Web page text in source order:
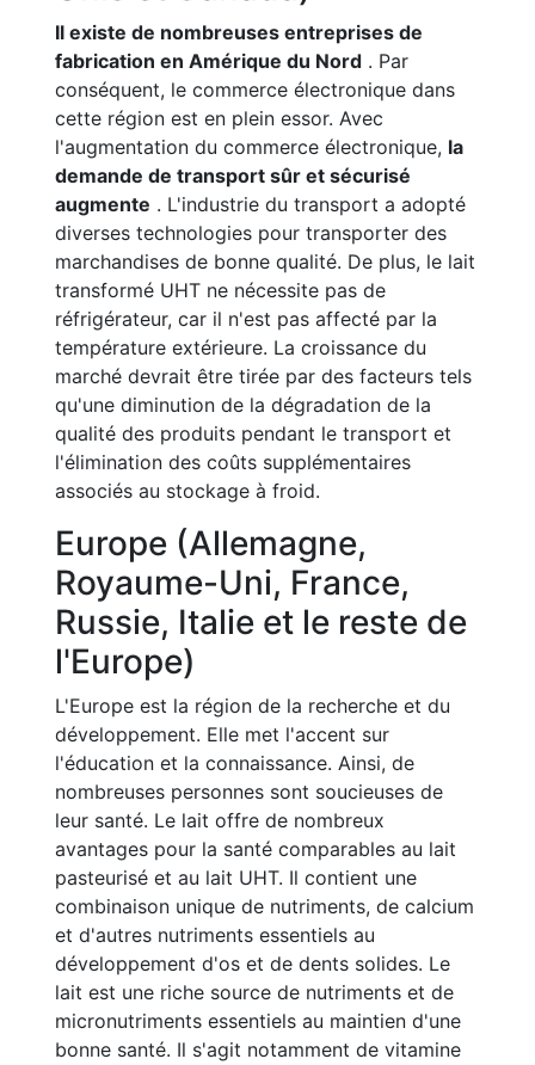
Il existe de nombreuses entreprises de
fabrication en Amérique du Nord . Par
conséquent, le commerce électronique dans
cette région est en plein essor. Avec
l'augmentation du commerce électronique, la
demande de transport sûr et sécurisé
augmente . L'industrie du transport a adopté
diverses technologies pour transporter des
marchandises de bonne qualité. De plus, le lait
transformé UHT ne nécessite pas de
réfrigérateur, car il n'est pas affecté par la
température extérieure. La croissance du
marché devrait être tirée par des facteurs tels
qu'une diminution de la dégradation de la
qualité des produits pendant le transport et
l'élimination des coûts supplémentaires
associés au stockage à froid.
Europe (Allemagne,
Royaume-Uni, France,
Russie, Italie et le reste de
l'Europe)
L'Europe est la région de la recherche et du
développement. Elle met l'accent sur
l'éducation et la connaissance. Ainsi, de
nombreuses personnes sont soucieuses de
leur santé. Le lait offre de nombreux
avantages pour la santé comparables au lait
pasteurisé et au lait UHT. Il contient une
combinaison unique de nutriments, de calcium
et d'autres nutriments essentiels au
développement d'os et de dents solides. Le
lait est une riche source de nutriments et de
micronutriments essentiels au maintien d'une
bonne santé. Il s'agit notamment de vitamine